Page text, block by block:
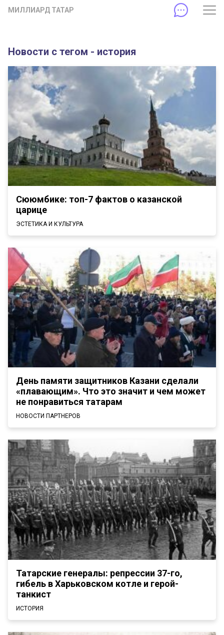
МИЛЛИАРД ТАТАР
Новости с тегом - история
Сююмбике: топ-7 фактов о казанской
царице
ЭСТЕТИКА И КУЛЬТУРА
День памяти защитников Казани сделали
«плавающим». Что это значит и чем может
не понравиться татарам
НОВОСТИ ПАРТНЕРОВ
Татарские генералы: репрессии 37-го,
гибель в Харьковском котле и герой-
танкист
ИСТОРИЯ